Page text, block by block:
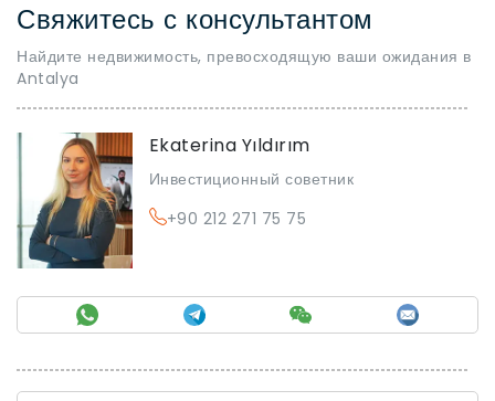
Свяжитесь с консультантом
Найдите недвижимость, превосходящую ваши ожидания в
Antalya
Ekaterina Yıldırım
Инвестиционный советник
+90 212 271 75 75